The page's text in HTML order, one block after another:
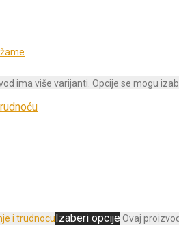
ima više varijanti. Opcije se mogu
Izaberi opcije Ovaj